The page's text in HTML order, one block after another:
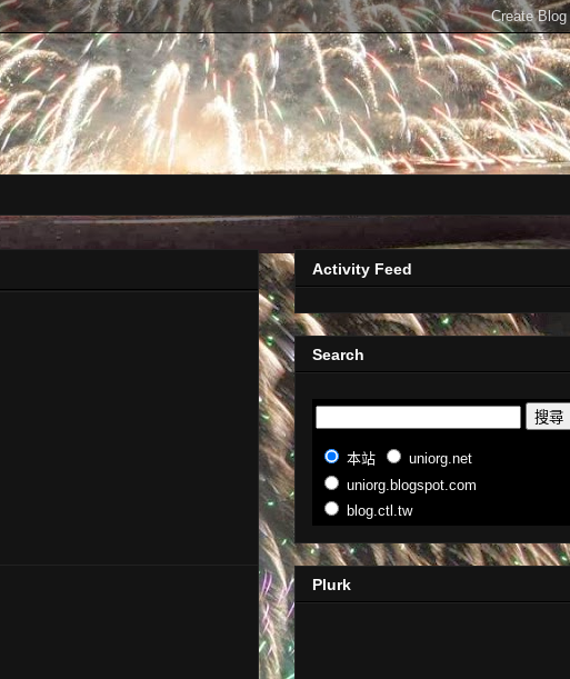
Activity Feed
Search
本站
uniorg.net
uniorg.blogspot.com
blog.ctl.tw
Plurk